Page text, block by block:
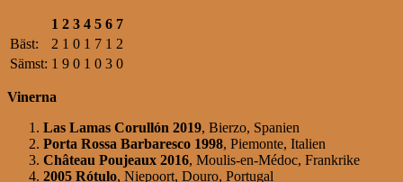
1 2 3 4 5 6 7
Bäst:
2 1 0 1 7 1 2
Sämst: 1 9 0 1 0 3 0
Vinerna
Las Lamas Corullón 2019, Bierzo, Spanien
Porta Rossa Barbaresco 1998, Piemonte, Italien
Château Poujeaux 2016, Moulis-en-Médoc, Frankrike
2005 Rótulo, Niepoort, Douro, Portugal